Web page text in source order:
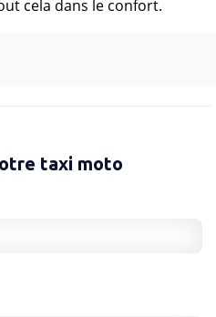
cela dans le confort.
taxi moto